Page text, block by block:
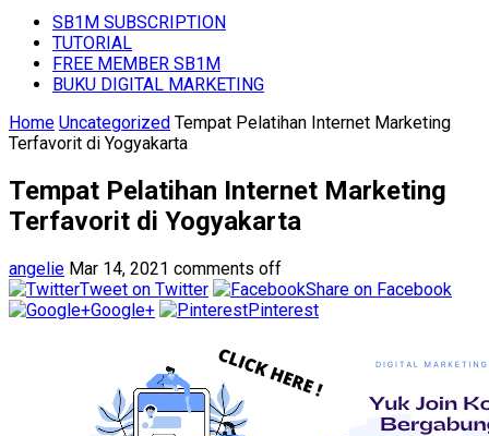
SB1M SUBSCRIPTION
TUTORIAL
FREE MEMBER SB1M
BUKU DIGITAL MARKETING
Home Uncategorized Tempat Pelatihan Internet Marketing
Terfavorit di Yogyakarta
Tempat Pelatihan Internet Marketing
Terfavorit di Yogyakarta
angelie Mar 14, 2021 comments off
Tweet on Twitter
Share on Facebook
Google+
Pinterest